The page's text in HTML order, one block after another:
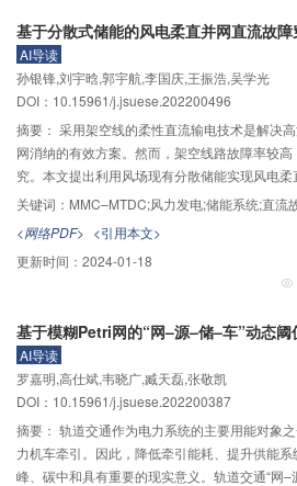
役的最大容量进行同步更新，并对煤电机组退役
电机组退役和调相机配置的相互协调。基于改进
规划系统开展了仿真分析，根据多馈入短路比和
知，在煤电机组退役容量相同的情况下，与传统
文所提策略确定的煤电机组退役顺序可以有效
压稳定性的影响，并且可以降低大扰动故障下
响。
基于分散式储能的风电柔直并网直流故
AI导读
孙银锋,刘宇晗,郭宇航,李国庆,王振浩,吴学光
DOI：10.15961/j.jsuese.202200496
摘要： 采用架空线的柔性直流输电技术是解决
网消纳的有效方案。然而，架空线路故障率较
究。本文提出利用风场现有分散储能实现风电
制。首先，研究风电场接入多端柔性直流输电系
based on MMC, MMC–MTDC）中MMC及风
扑结构和基本工作原理；其次，针对大规模风
定量分析非故障极功率裕量，通过控制风电机组
统来消纳故障期间的不平衡功率；针对不同功
号进行故障分类，改变换流站控制方式与风电场
的快速恢复。该策略能够保持系统在故障期间并
问题，提升系统的稳定性。最后，在PSCAD/
型，详细研究了风电场经MMC–MTDC并网系统
本文所提出的基于储能系统的直流故障穿越策
衡，实现故障快速恢复，平稳实现直流故障穿越
对新能源柔直并网提供必要的依据和参考。
关键词： MMC–MTDC;风力发电;储能系统;直流
<网络PDF> <引用本文>
更新时间： 2024-01-18
基于模糊Petri网的“网–源–储–车”动态
AI导读
罗嘉明,高仕斌,韦晓广,臧天磊,张敬凯
DOI：10.15961/j.jsuese.202200387
摘要： 轨道交通作为电力系统的主要用能对象
力机车牵引。因此，降低牵引能耗、提升供能
峰、碳中和具有重要的现实意义。轨道交通“网